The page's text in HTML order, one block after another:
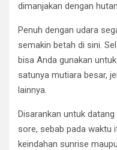
dimanjakan dengan
Penuh dengan udara
semakin betah di sini.
bisa Anda gunakan
satunya mutiara besar,
lainnya.
Disarankan untuk
sore, sebab pada waktu
keindahan sunrise